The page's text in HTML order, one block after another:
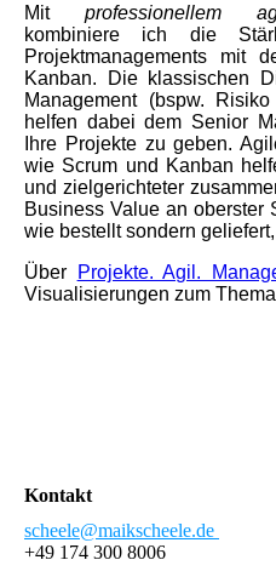
Mit professionellem
kombiniere ich die
Projektmanagements mit
Kanban. Die klassischen
Management (bspw.
helfen dabei dem Senior
Ihre Projekte zu geben.
wie Scrum und Kanban
und zielgerichteter
Business Value an oberster
wie bestellt sondern
Über
Projekte. Agil.
Visualisierungen zum
Kontakt
scheele@maikscheele.de
+49 174 300 8006